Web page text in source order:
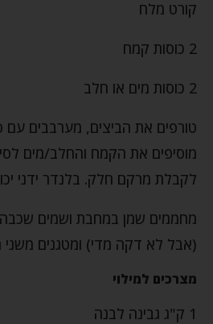
קורט מלח
2 כוסות קמח
2 כוסות מים או חלב
טורפים את הביצים, מערבבים עם
מוסיפים את הקמח והחלב/מים
לקבלת מרקם חלק. בלנדר ידני
מחממים שמן במחבת ושמים
(אבל לא דקה מדי) ומטגנים
מצרכים למילוי
1 ק"ג גבינה לבנה